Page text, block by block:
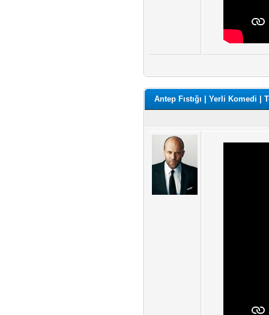
Antep Fıstığı | Yerli Komedi |